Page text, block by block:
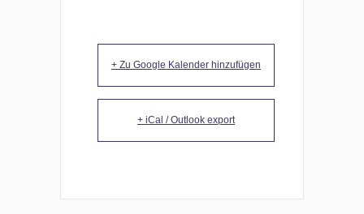
+ Zu Google Kalender hinzufügen
+ iCal / Outlook export